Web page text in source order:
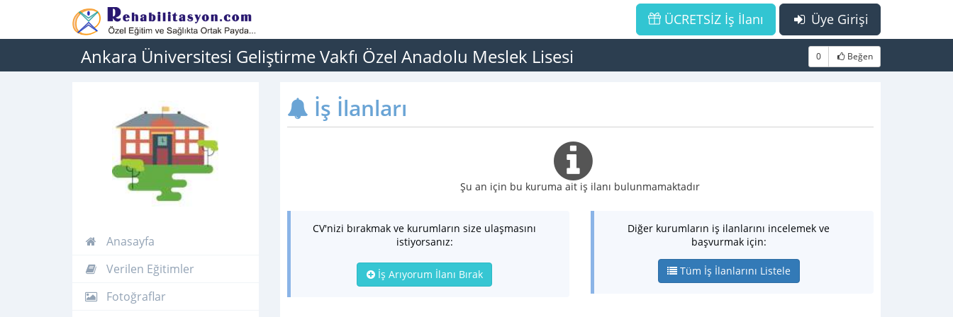
Üye Girişi
ÜCRETSİZ İş İlanı
Ankara Üniversitesi Geliştirme Vakfı Özel Anadolu Meslek Lisesi 0 Beğen
Anasayfa
Verilen Eğitimler
Fotoğraflar
İş İlanları
Şu an için bu kuruma ait iş ilanı bulunmamaktadır
CV'nizi bırakmak ve kurumların size ulaşmasını
istiyorsanız:
İş Arıyorum İlanı Bırak
Diğer kurumların iş ilanlarını incelemek ve
başvurmak için:
Tüm İş İlanlarını Listele